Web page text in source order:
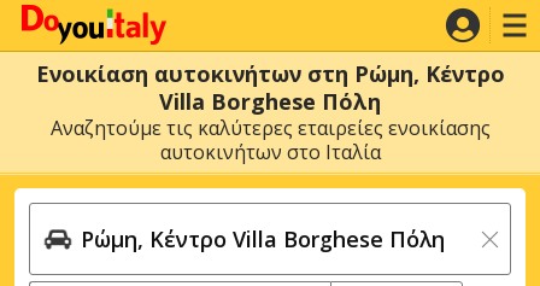
Ενοικίαση αυτοκινήτων στη Ρώμη, Κέντρο
Villa Borghese Πόλη
Αναζητούμε τις καλύτερες εταιρείες ενοικίασης
αυτοκινήτων στο Ιταλία